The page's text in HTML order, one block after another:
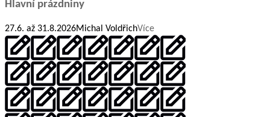
Hlavní prázdniny
27.6. až 31.8.2026Michal VoldřichVíce